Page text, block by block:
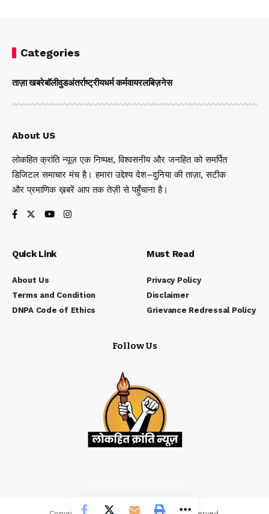
Categories
ताज़ा खबरेबॉलीवुडअंतर्राष्ट्रीयधर्म कर्मवायरलबिज़नेस
About US
लोकहित क्रांति न्यूज़ एक निष्पक्ष, विश्वसनीय और जनहित को समर्पित
डिजिटल समाचार मंच है। हमारा उद्देश्य देश–दुनिया की ताज़ा, सटीक
और प्रमाणिक ख़बरें आप तक तेज़ी से पहुँचाना है।
Quick Link
About Us
Terms and Condition
DNPA Code of Ethics
Must Read
Privacy Policy
Disclaimer
Grievance Redressal Policy
Follow Us